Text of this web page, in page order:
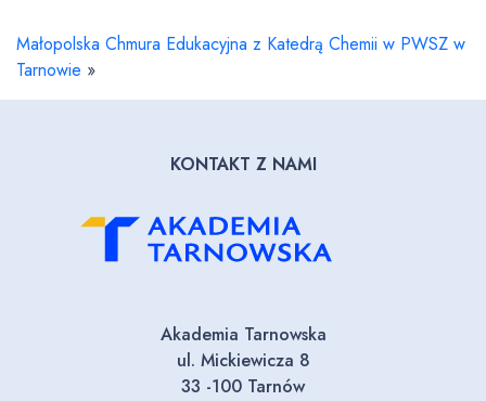
Małopolska Chmura Edukacyjna z Katedrą Chemii w PWSZ w
Tarnowie »
KONTAKT Z NAMI
Akademia Tarnowska
ul. Mickiewicza 8
33 -100 Tarnów